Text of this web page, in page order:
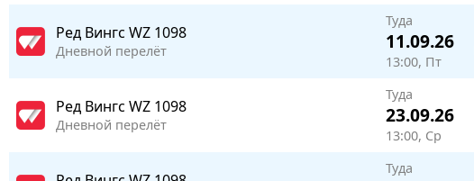
Ред Вингс WZ 1098
Дневной перелёт
Туда
11.09.26
13:00, Пт
Ред Вингс WZ 1098
Дневной перелёт
Туда
23.09.26
13:00, Ср
Туда